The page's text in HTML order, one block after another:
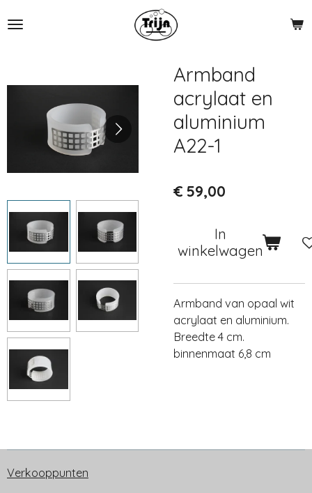
direct
Armband
acrylaat en
aluminium
A22-1
€ 59,00
In
winkelwagen
Armband van opaal wit
acrylaat en aluminium.
Breedte 4 cm.
binnenmaat 6,8 cm
Verkooppunten